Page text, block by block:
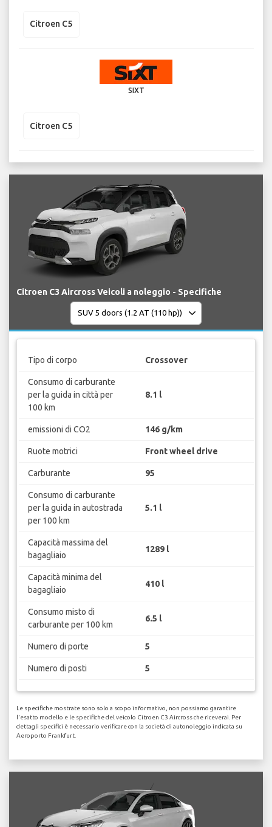
Citroen C5
SIXT
Citroen C5
Citroen C3 Aircross Veicoli a noleggio - Specifiche
Tipo di corpo Crossover
Consumo di carburante
per la guida in città per
100 km
8.1 l
emissioni di CO2 146 g/km
Ruote motrici Front wheel drive
Carburante 95
Consumo di carburante
per la guida in autostrada
per 100 km
5.1 l
Capacità massima del
bagagliaio
1289 l
Capacità minima del
bagagliaio
410 l
Consumo misto di
carburante per 100 km
6.5 l
Numero di porte 5
Numero di posti 5
Le specifiche mostrate sono solo a scopo informativo, non possiamo garantire
l'esatto modello e le specifiche del veicolo Citroen C3 Aircross che riceverai. Per
dettagli specifici è necessario verificare con la società di autonoleggio indicata su
Aeroporto Frankfurt.